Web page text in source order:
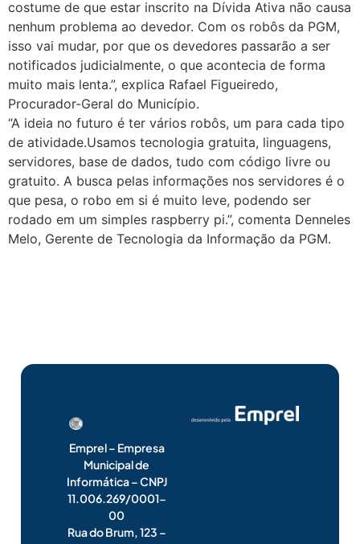
costume de que estar inscrito na Dívida Ativa não causa
nenhum problema ao devedor. Com os robôs da PGM,
isso vai mudar, por que os devedores passarão a ser
notificados judicialmente, o que acontecia de forma
muito mais lenta.”, explica Rafael Figueiredo,
Procurador-Geral do Município.
“A ideia no futuro é ter vários robôs, um para cada tipo
de atividade.Usamos tecnologia gratuita, linguagens,
servidores, base de dados, tudo com código livre ou
gratuito. A busca pelas informações nos servidores é o
que pesa, o robo em si é muito leve, podendo ser
rodado em um simples raspberry pi.”, comenta Denneles
Melo, Gerente de Tecnologia da Informação da PGM.
Emprel – Empresa
Municipal de
Informática – CNPJ
11.006.269/0001-
00
Rua do Brum, 123 –